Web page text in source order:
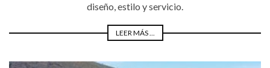
diseño, estilo y servicio.
LEER MÁS ...